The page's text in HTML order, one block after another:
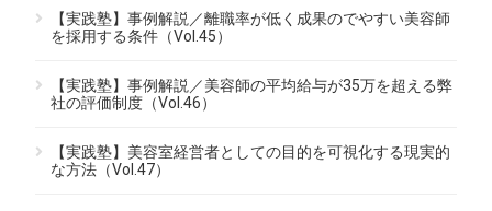
【実践塾】事例解説／離職率が低く成果のでやすい美容師
を採用する条件（Vol.45）
【実践塾】事例解説／美容師の平均給与が35万を超える弊
社の評価制度（Vol.46）
【実践塾】美容室経営者としての目的を可視化する現実的
な方法（Vol.47）